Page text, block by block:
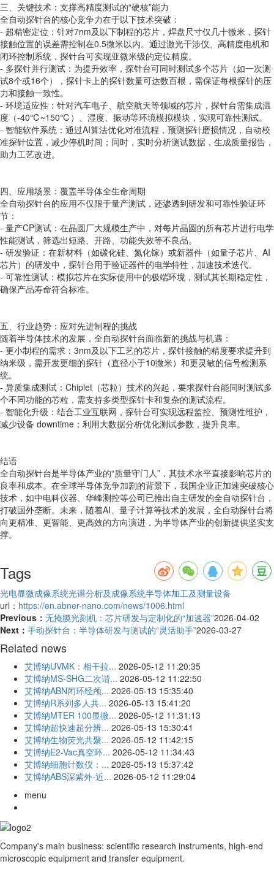
三、关键技术：支撑高精度测试的“硬核”能力
全自动探针台的核心竞争力在于以下技术突破：
- 超精密定位：针对7nm及以下制程的芯片，焊盘尺寸仅几十微米，探针
接触位置的误差需控制在0.5微米以内。通过激光干涉仪、高精度电机和
闭环控制系统，探针台可实现亚微米级的定位精度。
- 多探针并行测试：为提升效率，探针台可同时测试多个芯片（如一次测
试8个或16个），探针卡上的探针数量可达数百根，需保证每根探针的压
力和接触一致性。
- 环境适应性：针对汽车电子、航空航天等领域的芯片，探针台需集成温
度（-40℃~150℃）、湿度、振动等环境模拟模块，实现可靠性测试。
- 智能软件系统：通过AI算法优化对准流程，预测探针磨损情况，自动校
准探针位置，减少停机时间；同时，实时分析测试数据，生成质量报告，
助力工艺改进。
四、应用场景：覆盖半导体全生命周期
全自动探针台的应用不仅限于量产测试，还渗透到研发和可靠性验证环
节：
- 量产CP测试：在晶圆厂大规模生产中，对每片晶圆的所有芯片进行电学
性能测试，筛选出短路、开路、功能失效等不良品。
- 研发验证：在新材料（如碳化硅、氮化镓）或新器件（如量子芯片、AI
芯片）的研发中，探针台用于验证器件的电学特性，加速技术迭代。
- 可靠性测试：模拟芯片在实际使用中的极端环境，测试其长期稳定性，
确保产品寿命符合标准。
五、行业趋势：应对先进制程的挑战
随着半导体技术的发展，全自动探针台面临新的挑战与机遇：
- 更小制程的需求：3nm及以下工艺的芯片，探针接触的精度要求提升到
纳米级，需开发更细的探针（直径小于10微米）和更灵敏的信号检测系
统。
- 异质集成测试：Chiplet（芯粒）技术的兴起，要求探针台能同时测试多
个不同功能的芯粒，需支持多类型探针卡和复杂的测试流程。
- 智能化升级：结合工业互联网，探针台可实现远程监控、预测性维护，
减少设备 downtime；利用大数据分析优化测试参数，提升良率。
结语
全自动探针台是半导体产业的“质量守门人”，其技术水平直接影响芯片的
良率和成本。在全球半导体竞争加剧的背景下，我国企业正加速突破核心
技术，如中电科仪器、华峰测控等公司已推出自主研发的全自动探针台，
打破国外垄断。未来，随着AI、量子计算等技术的发展，全自动探针台将
向更精准、更智能、更高效的方向演进，为半导体产业的创新提供坚实支
撑。
Tags
光电显微成像系统光谱分析及成像系统半导体加工及测量设备
url： https://en.abner-nano.com/news/1006.html
Previous： 无掩膜光刻机：芯片研发与定制化的“加速器”2026-04-02
Next： 手动探针台：半导体研发与测试的“灵活助手”2026-03-27
Related news
艾博纳UVMK：相干拉... 2026-05-12 11:20:35
艾博纳MS-SHG二次谐... 2026-05-12 11:22:50
艾博纳ABN闭环经颅... 2026-05-13 15:35:40
艾博纳R系列多人共... 2026-05-13 15:41:20
艾博纳MTER 100显微... 2026-05-12 11:31:13
艾博纳超快速超分辨... 2026-05-13 15:30:41
艾博纳生物荧光共聚... 2026-05-12 11:42:15
艾博纳E2-Vac真空环... 2026-05-12 11:34:43
艾博纳细胞计数仪：... 2026-05-13 15:37:42
艾博纳ABS深紫外-近... 2026-05-12 11:29:04
menu
Company's main business: scientific research instruments, high-end
microscopic equipment and transfer equipment.